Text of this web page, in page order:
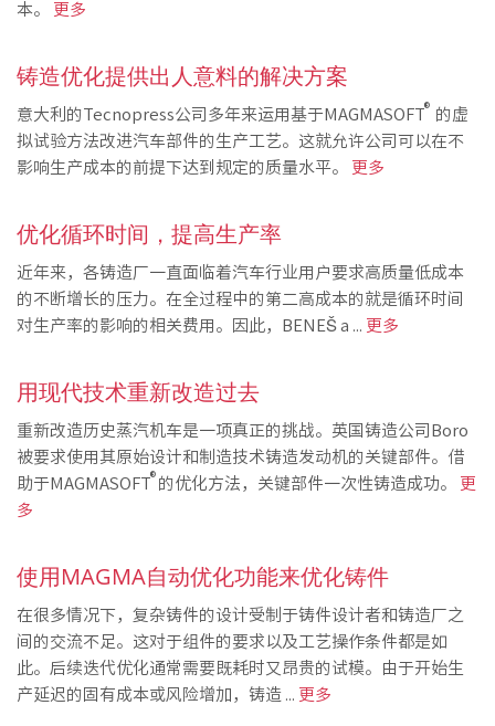
本。
更多
铸造优化提供出人意料的解决方案
意大利的Tecnopress公司多年来运用基于MAGMASOFT® 的虚
拟试验方法改进汽车部件的生产工艺。这就允许公司可以在不
影响生产成本的前提下达到规定的质量水平。
更多
优化循环时间，提高生产率
近年来，各铸造厂一直面临着汽车行业用户要求高质量低成本
的不断增长的压力。在全过程中的第二高成本的就是循环时间
对生产率的影响的相关费用。因此，BENEŠ a ... 更多
用现代技术重新改造过去
重新改造历史蒸汽机车是一项真正的挑战。英国铸造公司Boro
被要求使用其原始设计和制造技术铸造发动机的关键部件。借
助于MAGMASOFT® 的优化方法，关键部件一次性铸造成功。
更
多
使用MAGMA自动优化功能来优化铸件
在很多情况下，复杂铸件的设计受制于铸件设计者和铸造厂之
间的交流不足。这对于组件的要求以及工艺操作条件都是如
此。后续迭代优化通常需要既耗时又昂贵的试模。由于开始生
产延迟的固有成本或风险增加，铸造 ... 更多